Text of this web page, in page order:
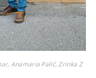
Anamaria Palić, Zrinka Z